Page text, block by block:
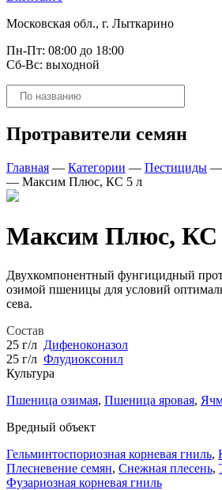
Московская обл., г. Лыткарино
Пн-Пт: 08:00 до 18:00
Сб-Вс: выходной
Поиск
товаров
Протравители семян
Главная — Категории — Пестициды —
— Максим Плюс, КС 5 л
Максим Плюс, КС
Двухкомпонентный фунгицидный
озимой пшеницы для условий
сева.
Состав
25 г/л Дифеноконазол
25 г/л Флудиоксонил
Культура
Пшеница озимая, Пшеница яровая,
Вредный объект
Гельминтоспориозная корневая гниль,
Плесневение семян, Снежная плесень,
Фузариозная корневая гниль